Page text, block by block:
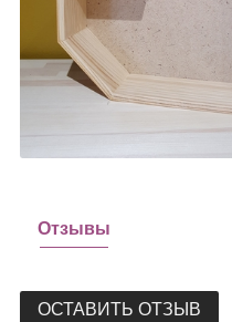
Отзывы
ОСТАВИТЬ ОТЗЫВ